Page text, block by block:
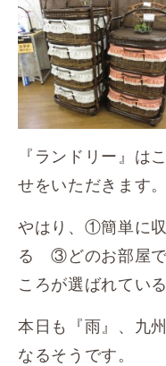
『ランドリー』は
せをいただきます。
やはり、①簡単に
る ③どのお部屋
ころが選ばれてい
本日も『雨』、九
なるそうです。